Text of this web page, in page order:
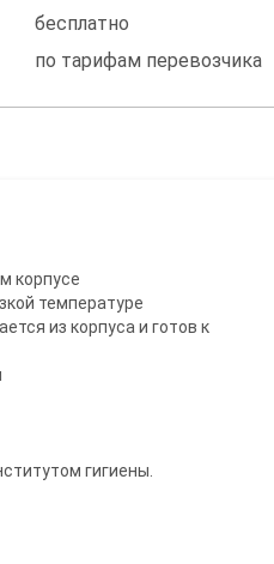
бесплатно
по тарифам перевозчика
корпусе
температуре
из корпуса и готов к
гигиены.